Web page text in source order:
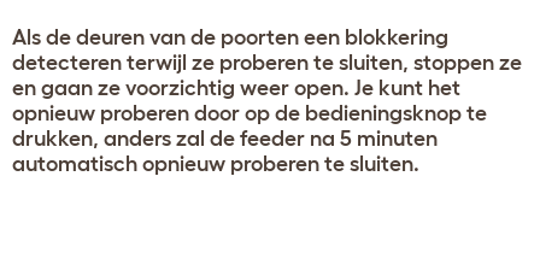
Als de deuren van de poorten een blokkering
detecteren terwijl ze proberen te sluiten, stoppen ze
en gaan ze voorzichtig weer open. Je kunt het
opnieuw proberen door op de bedieningsknop te
drukken, anders zal de feeder na 5 minuten
automatisch opnieuw proberen te sluiten.